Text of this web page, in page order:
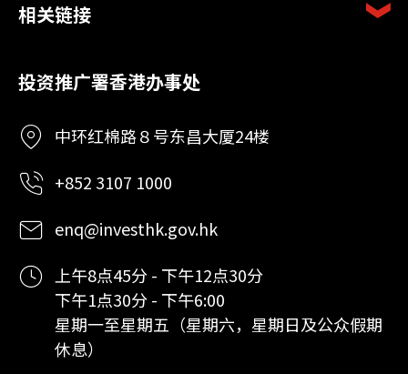
相关链接
投资推广署香港办事处
中环红棉路８号东昌大厦24楼
+852 3107 1000
enq@investhk.gov.hk
上午8点45分 - 下午12点30分
下午1点30分 - 下午6:00
星期一至星期五（星期六，星期日及公众假期
休息）